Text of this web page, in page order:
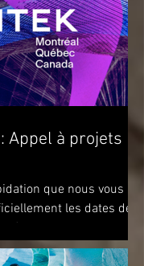
Appel à projets
que nous vous
les dates de
édition. Nous vous
au 28 août...